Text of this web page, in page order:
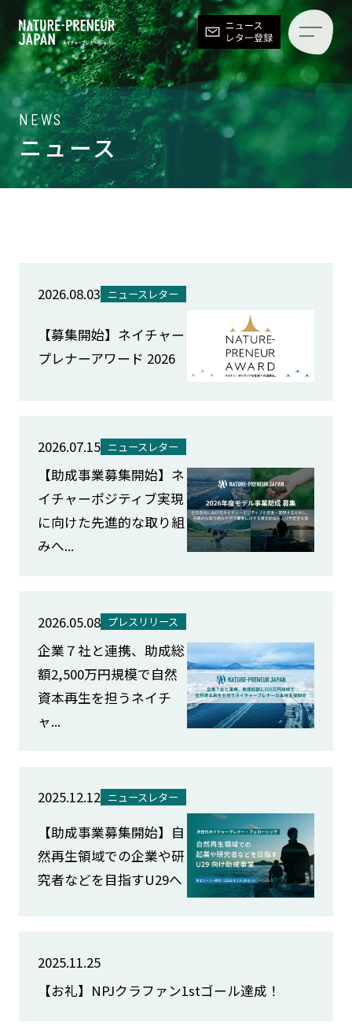
NEWS
ニュース
2026.08.03 ニュースレター
【募集開始】ネイチャー
プレナーアワード 2026
2026.07.15 ニュースレター
【助成事業募集開始】ネ
イチャーポジティブ実現
に向けた先進的な取り組
みへ...
2026.05.08 プレスリリース
企業７社と連携、助成総
額2,500万円規模で自然
資本再生を担うネイチ
ャ...
2025.12.12 ニュースレター
【助成事業募集開始】自
然再生領域での企業や研
究者などを目指すU29へ
2025.11.25
【お礼】NPJクラファン1stゴール達成！